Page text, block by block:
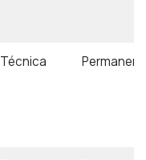
Técnica